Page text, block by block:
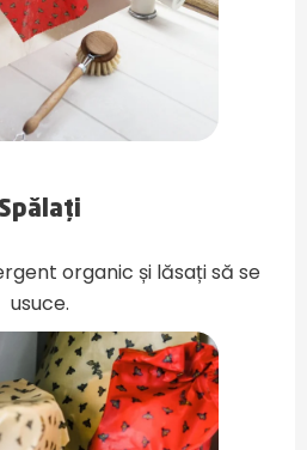
Spălați
organic și lăsați să se
usuce.